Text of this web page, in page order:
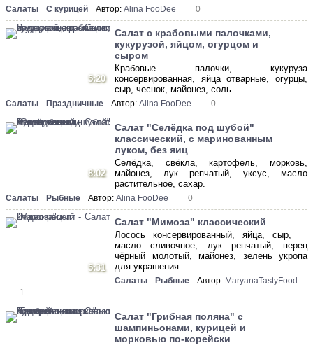
Салаты С курицей Автор: Alina FooDee 0
5:20
Салат с крабовыми палочками,
кукурузой, яйцом, огурцом и
сыром
Крабовые палочки, кукуруза
консервированная, яйца отварные, огурцы,
сыр, чеснок, майонез, соль.
Салаты Праздничные Автор: Alina FooDee 0
8:02
Салат "Селёдка под шубой"
классический, с маринованным
луком, без яиц
Селёдка, свёкла, картофель, морковь,
майонез, лук репчатый, уксус, масло
растительное, сахар.
Салаты Рыбные Автор: Alina FooDee 0
5:31
Салат "Мимоза" классический
Лосось консервированный, яйца, сыр,
масло сливочное, лук репчатый, перец
чёрный молотый, майонез, зелень укропа
для украшения.
Салаты Рыбные Автор: MaryanaTastyFood
1
Салат "Грибная поляна" c
шампиньонами, курицей и
морковью по-корейски